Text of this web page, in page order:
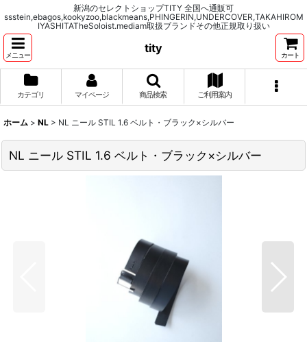
新潟のセレクトショップTITY 全国へ通販可
ssstein,ebagos,kookyzoo,blackmeans,PHINGERIN,UNDERCOVER,TAKAHIROM
IYASHITATheSoloist.mediam取扱ブランドその他正規取り扱い
メニュー
tity
カート
カテゴリ マイページ 商品検索 ご利用案内
ホーム > NL > NL ニール STIL 1.6 ベルト・ブラック×シルバー
NL ニール STIL 1.6 ベルト・ブラック×シルバー